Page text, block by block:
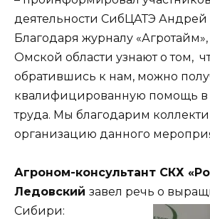
деятельности СибЦАТЭ
Благодаря журналу
Омской области узнают о том,
обратившись к нам, можно
квалифицированную помощь в
труда. Мы благодарим
организацию данного
Агроном-консультант СКХ
Ледовский завел речь о
Сибири: